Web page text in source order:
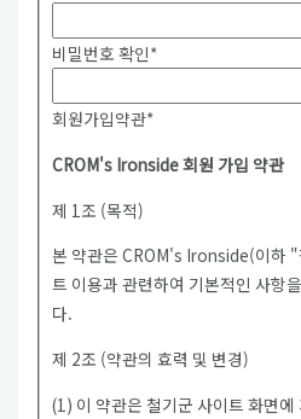
비밀번호 확인*
회원가입약관*
CROM's Ironside 회원 가입 약관
제 1조 (목적)
본 약관은 CROM's Ironside(이하
트 이용과 관련하여 기본적인 사항
다.
제 2조 (약관의 효력 및 변경)
(1) 이 약관은 철기군 사이트 화면